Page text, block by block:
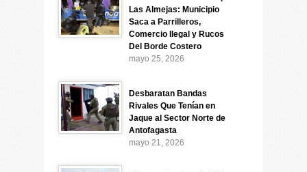
Las Almejas: Municipio
Saca a Parrilleros,
Comercio Ilegal y Rucos
Del Borde Costero
mayo 25, 2026
Desbaratan Bandas
Rivales Que Tenían en
Jaque al Sector Norte de
Antofagasta
mayo 21, 2026